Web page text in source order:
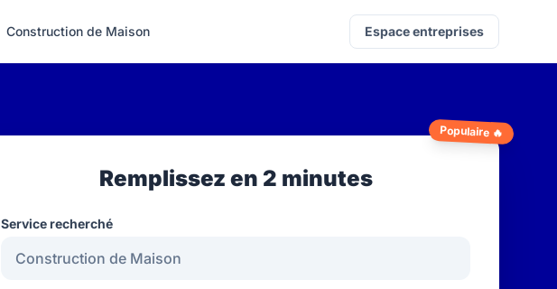
Construction de Maison Espace entreprises
Populaire 🔥
Remplissez en 2 minutes
Service recherché